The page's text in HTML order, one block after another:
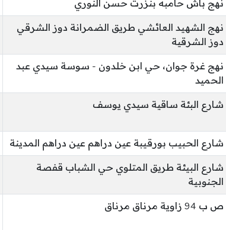
نهج باش حامبه بنزرت حسن النوري
نهج الشهيد العائشي طريق الضمرانة دوز الشرقي
دوز الشرقية
نهج غرة جوان، حي ابن خلدون - سوسة سيدي عبد
الحميد
شارع البئة ساقية سيدي يوسف
شارع الحبيب بورقيبة عين دراهم عين دراهم المدينة
شارع البيئة طريق المتلوي حي الشباب قفصة
الجنوبية
ص ب 94 زاوية مرناق مرناق